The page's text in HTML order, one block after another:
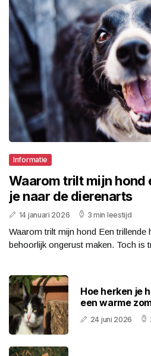
Informatie
Waarom trilt mijn hond
je naar de dierenarts
14 januari 2026 3 min leestijd
Waarom trilt mijn hond Een trillende
behoorlijk ongerust maken. Toch is
Hoe herken je
een warme
24 juni 2026